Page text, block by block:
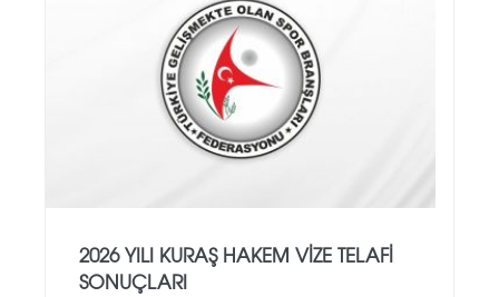
2026 YILI KURAŞ HAKEM VİZE TELAFİ
SONUÇLARI